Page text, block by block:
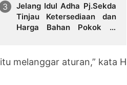
Jelang Idul Adha Pj.Sekda
Tinjau Ketersediaan dan
Harga Bahan Pokok di
melanggar aturan,” kata H